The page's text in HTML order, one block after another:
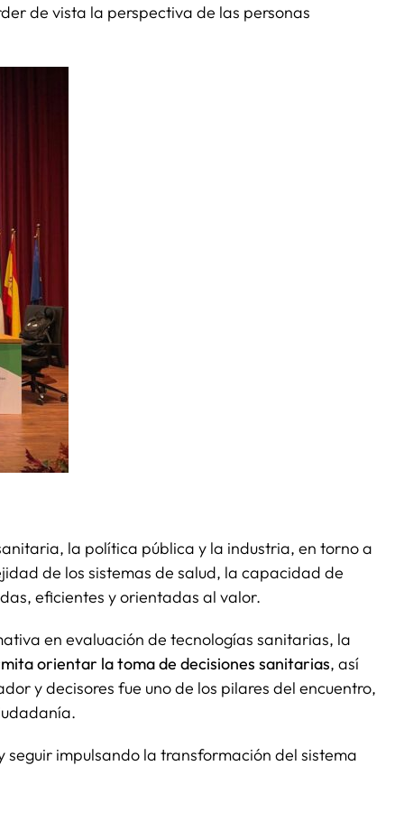
de vista la perspectiva de las personas
la política pública y la industria, en torno a
de los sistemas de salud, la capacidad de
eficientes y orientadas al valor.
en evaluación de tecnologías sanitarias, la
orientar la toma de decisiones sanitarias, así
y decisores fue uno de los pilares del encuentro,
impulsando la transformación del sistema